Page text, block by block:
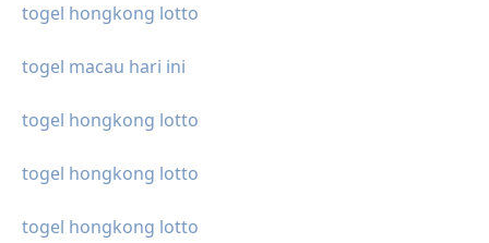
togel hongkong lotto
togel macau hari ini
togel hongkong lotto
togel hongkong lotto
togel hongkong lotto